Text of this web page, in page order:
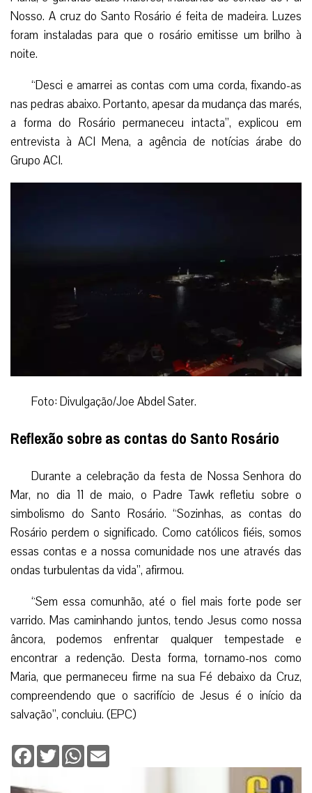
Nosso. A cruz do Santo Rosário é feita de madeira. Luzes
foram instaladas para que o rosário emitisse um brilho à
noite.
“Desci e amarrei as contas com uma corda, fixando-as
nas pedras abaixo. Portanto, apesar da mudança das marés,
a forma do Rosário permaneceu intacta”, explicou em
entrevista à ACI Mena, a agência de notícias árabe do
Grupo ACI.
Foto: Divulgação/Joe Abdel Sater.
Reflexão sobre as contas do Santo Rosário
Durante a celebração da festa de Nossa Senhora do
Mar, no dia 11 de maio, o Padre Tawk refletiu sobre o
simbolismo do Santo Rosário. “Sozinhas, as contas do
Rosário perdem o significado. Como católicos fiéis, somos
essas contas e a nossa comunidade nos une através das
ondas turbulentas da vida”, afirmou.
“Sem essa comunhão, até o fiel mais forte pode ser
varrido. Mas caminhando juntos, tendo Jesus como nossa
âncora, podemos enfrentar qualquer tempestade e
encontrar a redenção. Desta forma, tornamo-nos como
Maria, que permaneceu firme na sua Fé debaixo da Cruz,
compreendendo que o sacrifício de Jesus é o início da
salvação”, concluiu. (EPC)
Facebook
TwitterWhatsApp